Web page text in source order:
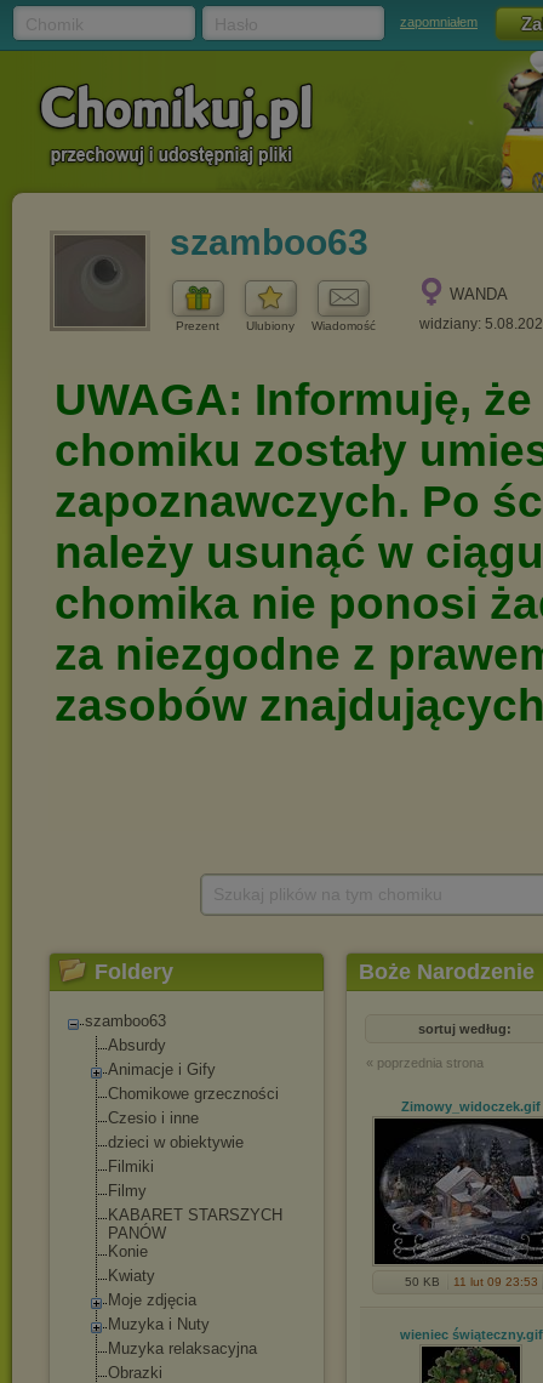
zapomniałem
szamboo63
Prezent Ulubiony Wiadomość
WANDA
widziany:
Foldery
szamboo63
Absurdy
Animacje i Gify
Chomikowe grzeczności
Czesio i inne
dzieci w obiektywie
Filmiki
Filmy
KABARET STARSZYCH
PANÓW
Konie
Kwiaty
Moje zdjęcia
Muzyka i Nuty
Muzyka relaksacyjna
Obrazki
Boże Narodzenie
sortuj według:
« poprzednia strona
Zimowy_widoczek.gif
50 KB 11 lut 09 23:53
wieniec świąteczny.gif